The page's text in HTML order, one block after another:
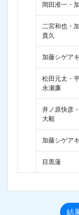
岡田准一・
二宮和也・
貴久
加藤シゲア
松田元太・
永瀬廉
井ノ原快彦
大毅
加藤シゲア
目黒蓮
結